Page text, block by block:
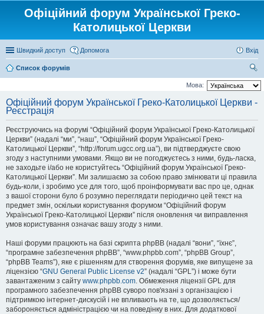
Офіційний форум Української Греко-
Католицької Церкви
Швидкий доступ Допомога Вхід
Список форумів
ош
Мова:
Офіційний форум Української Греко-Католицької Церкви -
Реєстрація
Реєструючись на форумі “Офіційний форум Української Греко-Католицької
Церкви” (надалі “ми”, “наш”, “Офіційний форум Української Греко-
Католицької Церкви”, “http://forum.ugcc.org.ua”), ви підтверджуєте свою
згоду з наступними умовами. Якщо ви не погоджуєтесь з ними, будь-ласка,
не заходьте і/або не користуйтесь “Офіційний форум Української Греко-
Католицької Церкви”. Ми залишаємо за собою право змінювати ці правила
будь-коли, і зробимо усе для того, щоб проінформувати вас про це, однак
з вашої сторони було б розумно переглядати періодично цей текст на
предмет змін, оскільки користування форумом “Офіційний форум
Української Греко-Католицької Церкви” після оновлення чи виправлення
умов користування означає вашу згоду з ними.
Наші форуми працюють на базі скрипта phpBB (надалі “вони”, “їхнє”,
“програмне забезпечення phpBB”, “www.phpbb.com”, “phpBB Group”,
“phpBB Teams”), яке є рішенням для створення форумів, яке випущене за
ліцензією “GNU General Public License v2” (надалі “GPL”) і може бути
завантаженим з сайту www.phpbb.com. Обмеження ліцензії GPL для
програмного забезпечення phpBB суворо пов'язані з організацією і
підтримкою інтернет-дискусій і не впливають на те, що дозволяється/
забороняється адміністрацією чи на поведінку в них. Для додаткової